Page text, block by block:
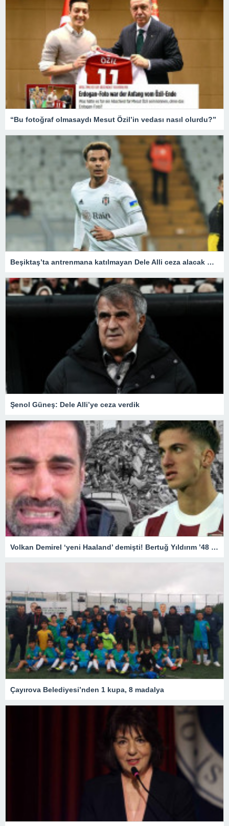
“Bu fotoğraf olmasaydı Mesut Özil’in vedası nasıl olurdu?”
Beşiktaş’ta antrenmana katılmayan Dele Alli ceza alacak mı? – Son Dakika Spor Haberleri
Şenol Güneş: Dele Alli’ye ceza verdik
Volkan Demirel ‘yeni Haaland’ demişti! Bertuğ Yıldırım ’48 saat’ ile hayatta kaldı! “Rönesans Rezidans’ta kalıyordum…”Antalyaspor
Çayırova Belediyesi’nden 1 kupa, 8 madalya